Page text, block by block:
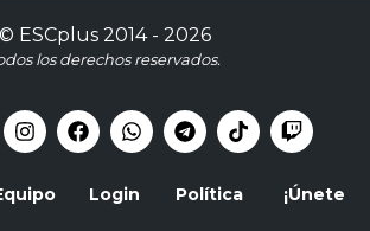
© ESCplus2014 - 2026
los derechos reservados.
Login Política ¡Únete